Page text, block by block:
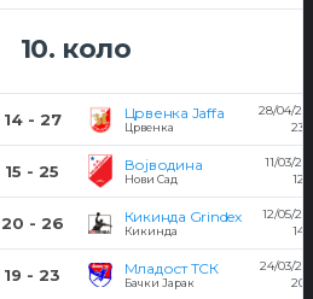
10. коло
14 - 27 Црвенка Jaffa
Црвенка
28/04/
15 - 25 Војводина
Нови Сад
11/03/
20 - 26 Кикинда Grindex
Кикинда
12/05/
19 - 23 Младост ТСК
Бачки Јарак
24/03/